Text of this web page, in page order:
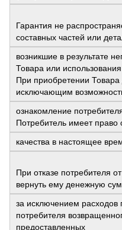
Гарантия не
составных частей или
возникшие в результате
Товара или
При приобретении
исключающим
ознакомление
Потребитель имеет право
качества в настоящее
При отказе потребителя
вернуть ему денежную
за исключением расходов
потребителя
предоставленных